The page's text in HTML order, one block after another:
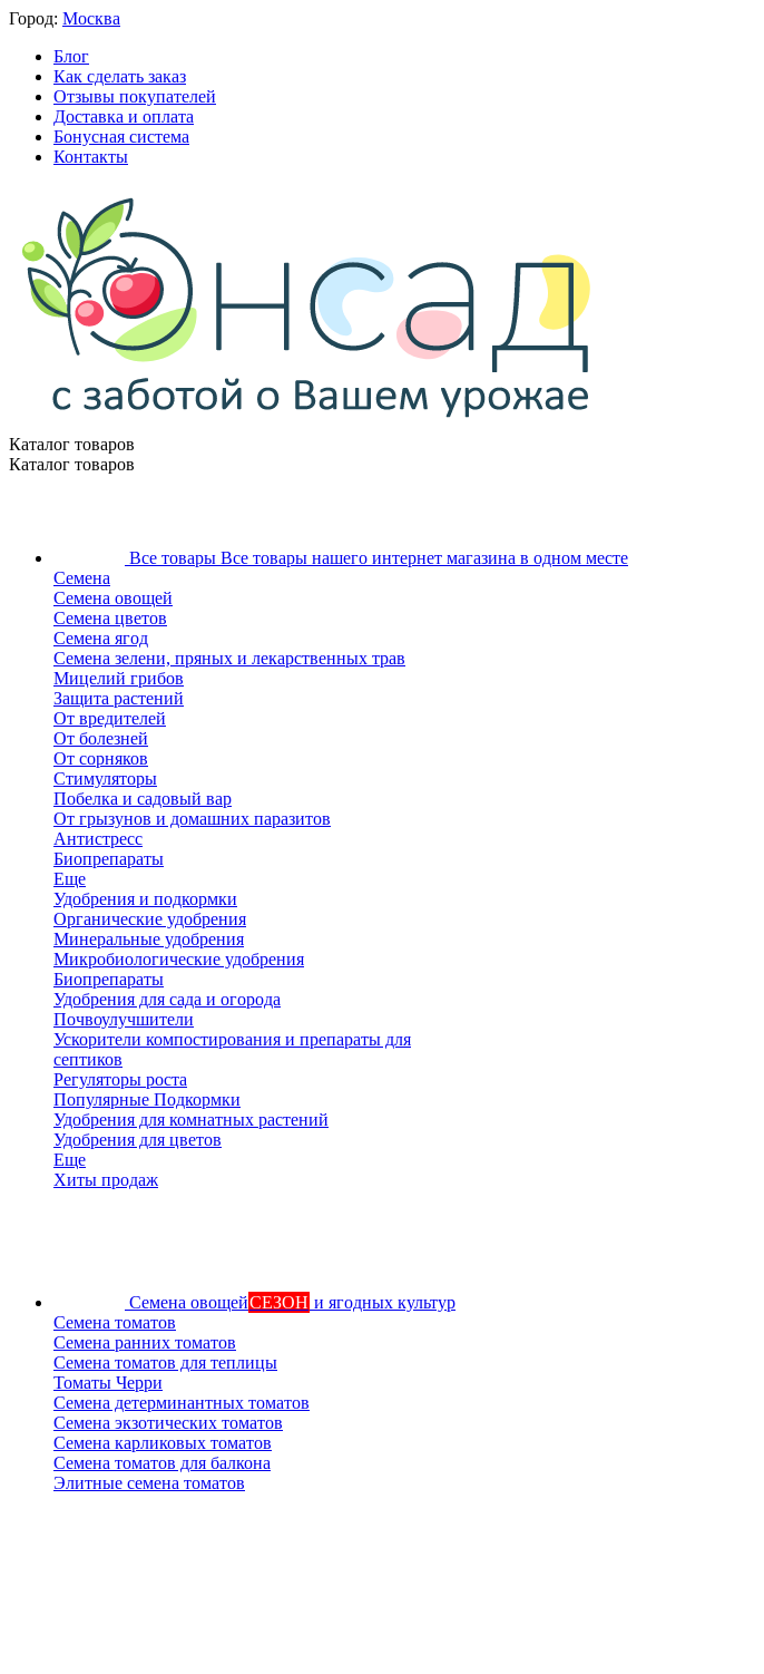
Город: Москва
Блог
Как сделать заказ
Отзывы покупателей
Доставка и оплата
Бонусная система
Контакты
Каталог товаров
Каталог товаров
Все товары Все товары нашего интернет магазина в одном месте
Семена
Семена овощей
Семена цветов
Семена ягод
Семена зелени, пряных и лекарственных трав
Мицелий грибов
Защита растений
От вредителей
От болезней
От сорняков
Стимуляторы
Побелка и садовый вар
От грызунов и домашних паразитов
Антистресс
Биопрепараты
Еще
Удобрения и подкормки
Органические удобрения
Минеральные удобрения
Микробиологические удобрения
Биопрепараты
Удобрения для сада и огорода
Почвоулучшители
Ускорители компостирования и препараты для
септиков
Регуляторы роста
Популярные Подкормки
Удобрения для комнатных растений
Удобрения для цветов
Еще
Хиты продаж
Семена овощейСЕЗОН и ягодных культур
Семена томатов
Семена ранних томатов
Семена томатов для теплицы
Томаты Черри
Семена детерминантных томатов
Семена экзотических томатов
Семена карликовых томатов
Семена томатов для балкона
Элитные семена томатов